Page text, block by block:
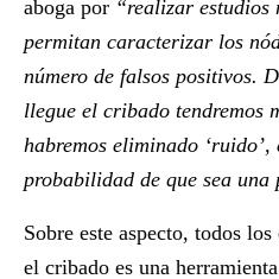
aboga por “realizar estudios
permitan caracterizar los
número de falsos positivos.
llegue el cribado tendremos
habremos eliminado
probabilidad de que sea una
Sobre este aspecto, todos
el cribado es una